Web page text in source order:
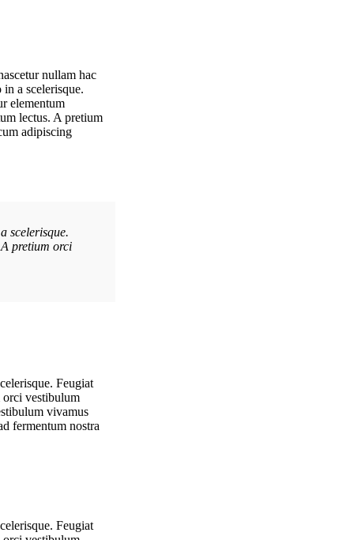
nullam hac
a scelerisque.
elementum
lectus. A pretium
adipiscing
scelerisque.
pretium orci
Feugiat
orci vestibulum
vivamus
fermentum nostra
Feugiat